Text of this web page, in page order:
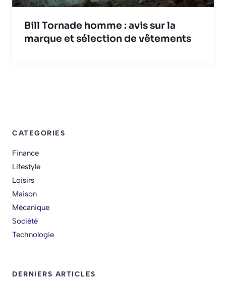
Bill Tornade homme : avis sur la
marque et sélection de vêtements
CATEGORIES
Finance
Lifestyle
Loisirs
Maison
Mécanique
Société
Technologie
DERNIERS ARTICLES